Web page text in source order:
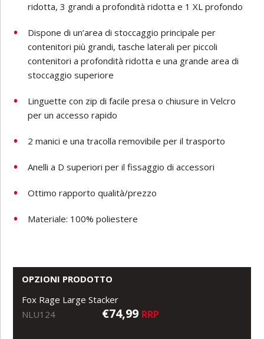
ridotta, 3 grandi a profondità ridotta e 1 XL profondo
Dispone di un’area di stoccaggio principale per
contenitori più grandi, tasche laterali per piccoli
contenitori a profondità ridotta e una grande area di
stoccaggio superiore
Linguette con zip di facile presa o chiusure in Velcro
per un accesso rapido
2 manici e una tracolla removibile per il trasporto
Anelli a D superiori per il fissaggio di accessori
Ottimo rapporto qualità/prezzo
Materiale: 100% poliestere
OPZIONI PRODOTTO
Fox Rage Large Stacker
NLU124
€74,99 RRP